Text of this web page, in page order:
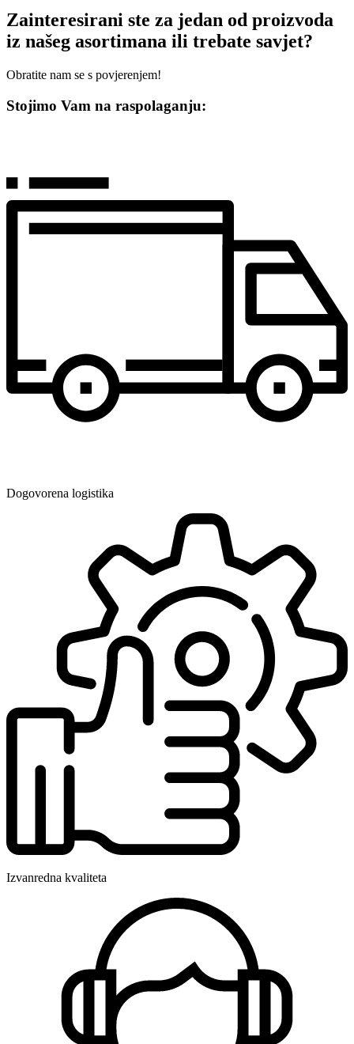
Zainteresirani ste za jedan od proizvoda
iz našeg asortimana ili trebate savjet?
Obratite nam se s povjerenjem!
Stojimo Vam na raspolaganju:
Dogovorena logistika
Izvanredna kvaliteta